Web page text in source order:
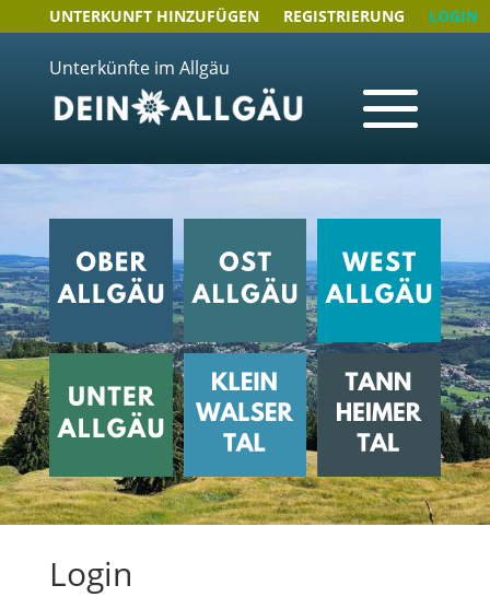
UNTERKUNFT HINZUFÜGEN REGISTRIERUNG LOGIN
Unterkünfte im Allgäu
Login